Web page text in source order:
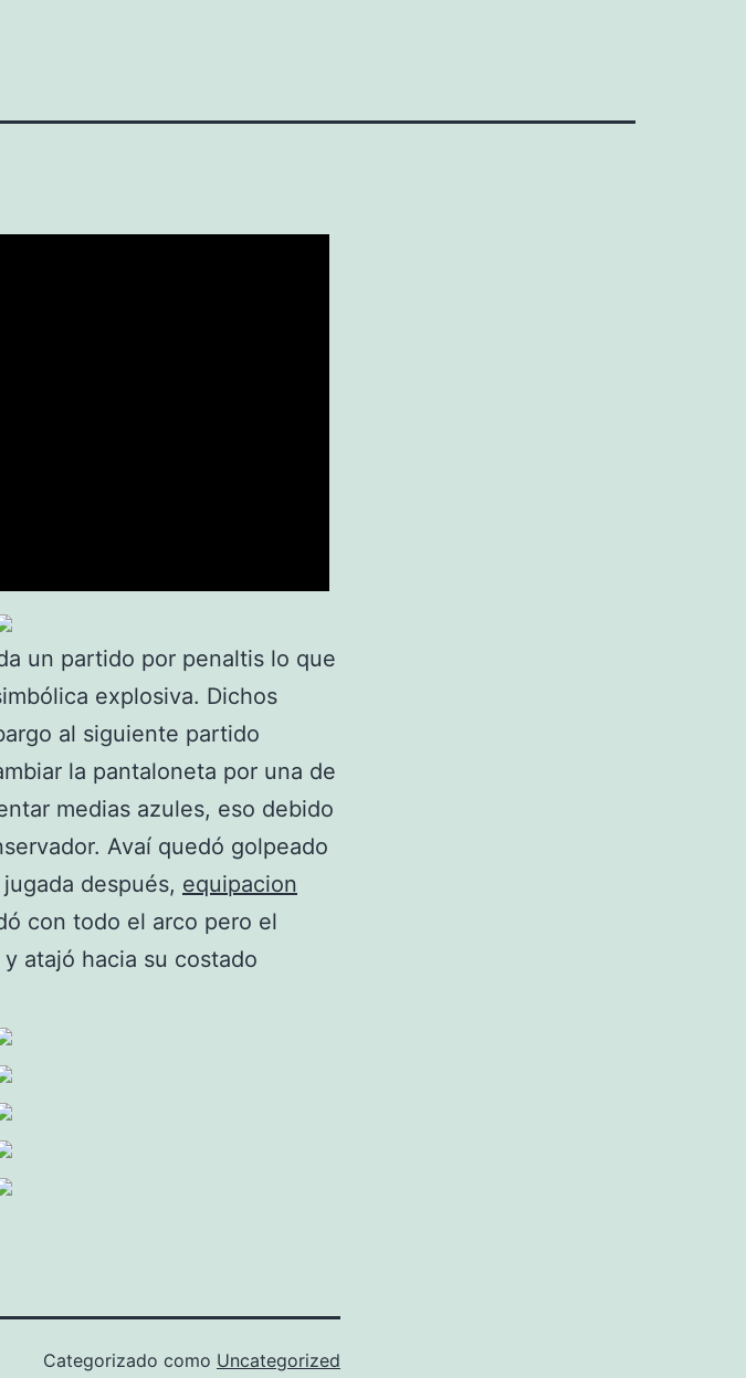
un partido por penaltis lo que
explosiva. Dichos
al siguiente partido
la pantaloneta por una de
medias azules, eso debido
Avaí quedó golpeado
después, equipacion
con todo el arco pero el
atajó hacia su costado
Categorizado como Uncategorized